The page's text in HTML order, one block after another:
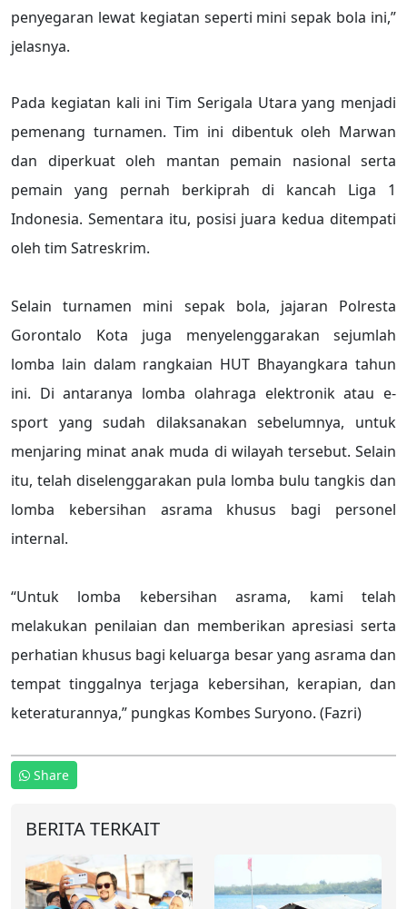
penyegaran lewat kegiatan seperti mini sepak bola ini,”
jelasnya.
Pada kegiatan kali ini Tim Serigala Utara yang menjadi
pemenang turnamen. Tim ini dibentuk oleh Marwan
dan diperkuat oleh mantan pemain nasional serta
pemain yang pernah berkiprah di kancah Liga 1
Indonesia. Sementara itu, posisi juara kedua ditempati
oleh tim Satreskrim.
Selain turnamen mini sepak bola, jajaran Polresta
Gorontalo Kota juga menyelenggarakan sejumlah
lomba lain dalam rangkaian HUT Bhayangkara tahun
ini. Di antaranya lomba olahraga elektronik atau e-
sport yang sudah dilaksanakan sebelumnya, untuk
menjaring minat anak muda di wilayah tersebut. Selain
itu, telah diselenggarakan pula lomba bulu tangkis dan
lomba kebersihan asrama khusus bagi personel
internal.
“Untuk lomba kebersihan asrama, kami telah
melakukan penilaian dan memberikan apresiasi serta
perhatian khusus bagi keluarga besar yang asrama dan
tempat tinggalnya terjaga kebersihan, kerapian, dan
keteraturannya,” pungkas Kombes Suryono. (Fazri)
Share
BERITA TERKAIT